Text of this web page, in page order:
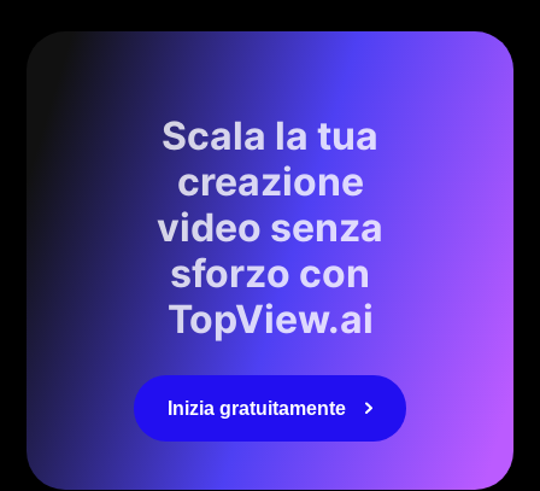
Scala la tua
creazione
video senza
sforzo con
TopView.ai
Inizia gratuitamente